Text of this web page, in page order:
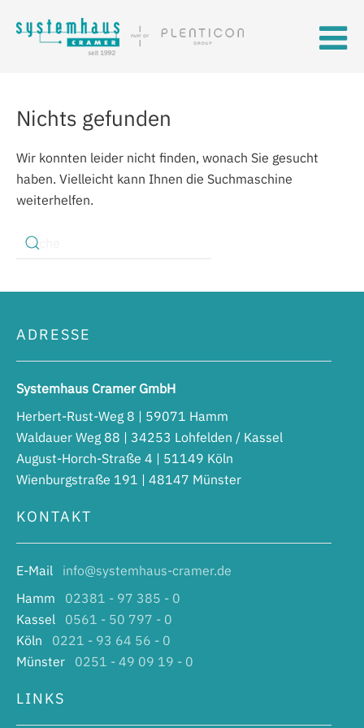
Skip to main content
Nichts gefunden
Wir konnten leider nicht finden, wonach Sie gesucht
haben. Vielleicht kann Ihnen die Suchmaschine
weiterhelfen.
ADRESSE
Systemhaus Cramer GmbH
Herbert-Rust-Weg 8 | 59071 Hamm
Waldauer Weg 88 | 34253 Lohfelden / Kassel
August-Horch-Straße 4 | 51149 Köln
Wienburgstraße 191 | 48147 Münster
KONTAKT
E-Mail info@systemhaus-cramer.de
Hamm 02381 - 97 385 - 0
Kassel 0561 - 50 797 - 0
Köln 0221 - 93 64 56 - 0
Münster 0251 - 49 09 19 - 0
LINKS